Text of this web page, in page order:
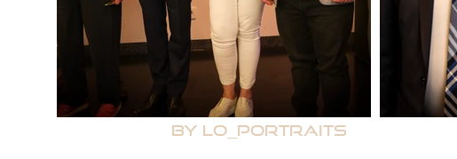
By Lo_Portraits